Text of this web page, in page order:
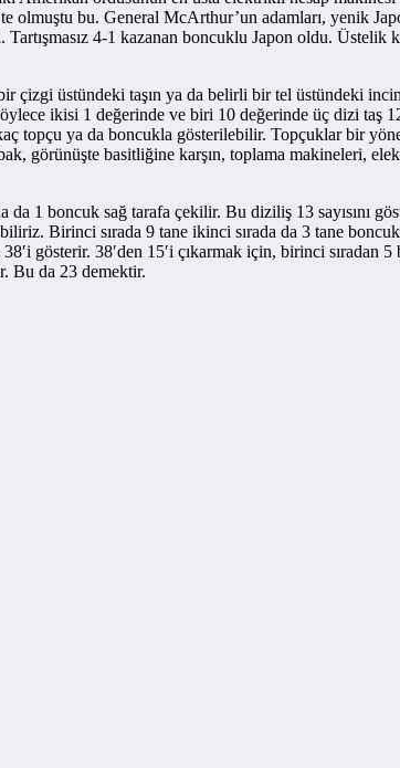
olmuştu bu. General McArthur’un adamları, yenik
4-1 kazanan boncuklu Japon oldu. Üstelik
çizgi üstündeki taşın ya da belirli bir tel üstündeki
ikisi 1 değerinde ve biri 10 değerinde üç dizi taş
ya da boncukla gösterilebilir. Topçuklar bir
görünüşte basitliğine karşın, toplama makineleri,
da 1 boncuk sağ tarafa çekilir. Bu diziliş 13 sayısını
Birinci sırada 9 tane ikinci sırada da 3 tane
gösterir. 38′den 15′i çıkarmak için, birinci
Bu da 23 demektir.